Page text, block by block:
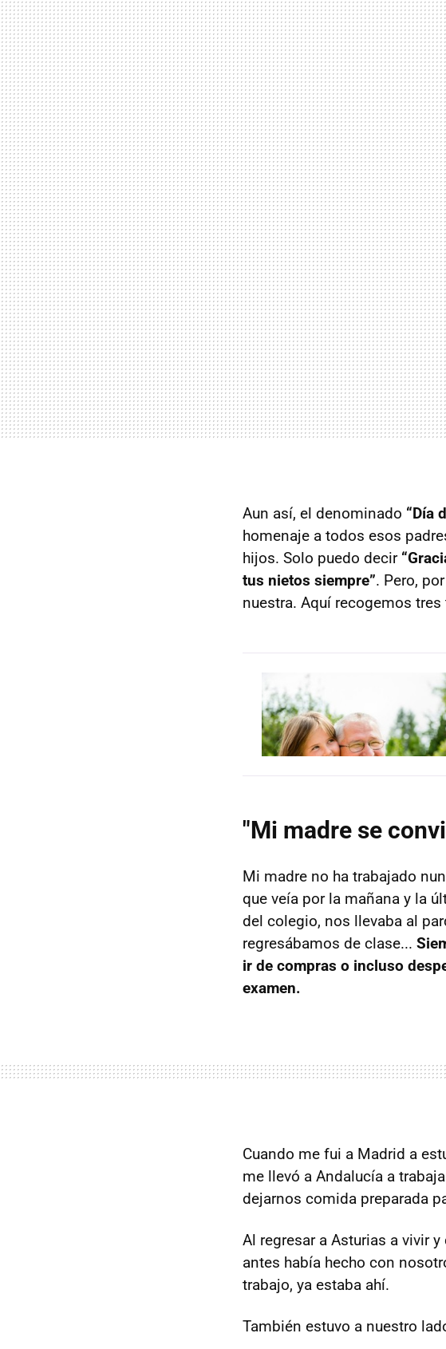
Aun así, el denominado “Día
homenaje a todos esos
hijos. Solo puedo decir
tus nietos siempre”. Pero,
nuestra. Aquí recogemos
"Mi madre se
Mi madre no ha trabajado
que veía por la mañana y la
del colegio, nos llevaba al
regresábamos de clase...
ir de compras o incluso
examen.
Cuando me fui a Madrid a
me llevó a Andalucía a
dejarnos comida preparada
Al regresar a Asturias a vivir
antes había hecho con
trabajo, ya estaba ahí.
También estuvo a nuestro